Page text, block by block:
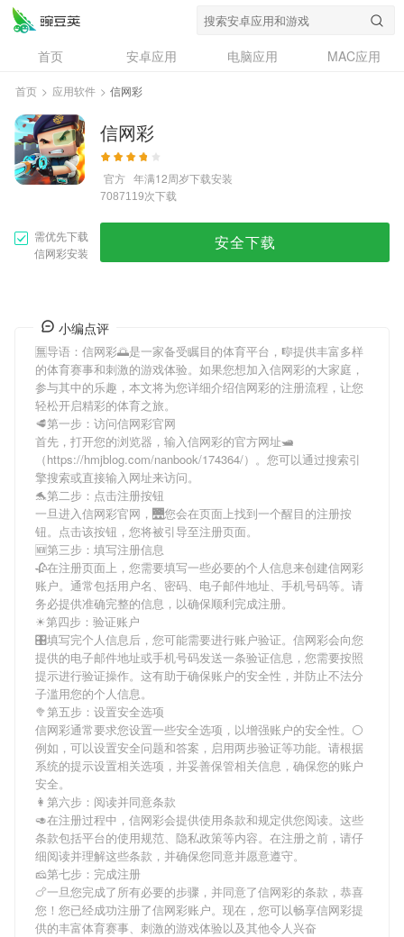
首页 安卓应用 电脑应用
MAC应用
资讯
专题
问答
首页 > 应用软件 > 信网彩
信网彩
官方 年满12周岁下载安装
7087119次下载
需优先下载
信网彩安装
安全下载
小编点评
🈚导语： 信网彩🌅是一家备受瞩目的体育平台，🎼提供丰富多样
的体育赛事和刺激的游戏体验。如果您想加入信网彩的大家庭，
参与其中的乐趣，本文将为您详细介绍信网彩的注册流程，让您
轻松开启精彩的体育之旅。
🥩第一步：访问信网彩官网
首先，打开您的浏览器，输入信网彩的官方网址🛥
（https://hmjblog.com/nanbook/174364/）。您可以通过搜索引
擎搜索或直接输入网址来访问。
🐬第二步：点击注册按钮
一旦进入信网彩官网，🌉您会在页面上找到一个醒目的注册按
钮。点击该按钮，您将被引导至注册页面。
🆕第三步：填写注册信息
🥀在注册页面上，您需要填写一些必要的个人信息来创建信网彩
账户。通常包括用户名、密码、电子邮件地址、手机号码等。请
务必提供准确完整的信息，以确保顺利完成注册。
☀第四步：验证账户
🎛填写完个人信息后，您可能需要进行账户验证。 信网彩会向您
提供的电子邮件地址或手机号码发送一条验证信息，您需要按照
提示进行验证操作。这有助于确保账户的安全性，并防止不法分
子滥用您的个人信息。
🥦第五步：设置安全选项
信网彩通常要求您设置一些安全选项，以增强账户的安全性。⚪
例如，可以设置安全问题和答案，启用两步验证等功能。请根据
系统的提示设置相关选项，并妥善保管相关信息，确保您的账户
安全。
👩第六步：阅读并同意条款
🥑在注册过程中， 信网彩会提供使用条款和规定供您阅读。这些
条款包括平台的使用规范、隐私政策等内容。在注册之前，请仔
细阅读并理解这些条款，并确保您同意并愿意遵守。
🧀第七步：完成注册
🍗一旦您完成了所有必要的步骤，并同意了信网彩的条款，恭喜
您！您已经成功注册了信网彩账户。现在，您可以畅享信网彩提
供的丰富体育赛事、刺激的游戏体验以及其他令人兴奋